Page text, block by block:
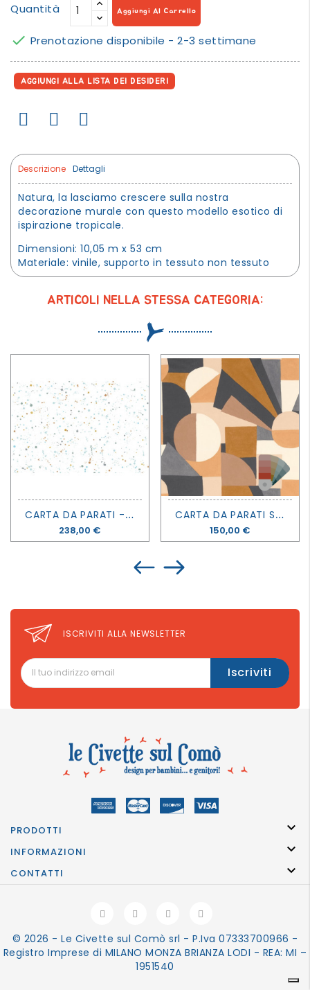
Quantità Aggiungi Al Carrello
 Prenotazione disponibile - 2-3 settimane
AGGIUNGI ALLA LISTA DEI DESIDERI
Descrizione Dettagli
Natura, la lasciamo crescere sulla nostra
decorazione murale con questo modello esotico di
ispirazione tropicale.
Dimensioni: 10,05 m x 53 cm
Materiale: vinile, supporto in tessuto non tessuto
ARTICOLI NELLA STESSA CATEGORIA:
C
ARTA DA PARATI - INK COLOSSAL MINT - REBEL WALLS
Prezzo
238,00 €
C
ARTA DA PARATI SONIA - MOUVEMENTS - CASAMANCE
Prezzo
150,00 €
ISCRIVITI ALLA NEWSLETTER
PRODOTTI 
INFORMAZIONI 
CONTATTI 
© 2026 - Le Civette sul Comò srl - P.Iva 07333700966 -
Registro Imprese di MILANO MONZA BRIANZA LODI - REA: MI –
1951540